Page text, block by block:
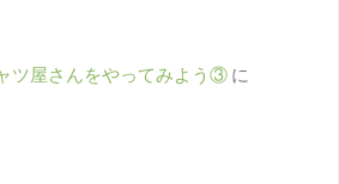
ツ屋さんをやってみよう③ に